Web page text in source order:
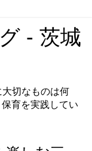
- 茨城
切なものは何
育を実践してい